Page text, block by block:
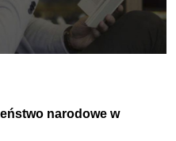
narodowe w